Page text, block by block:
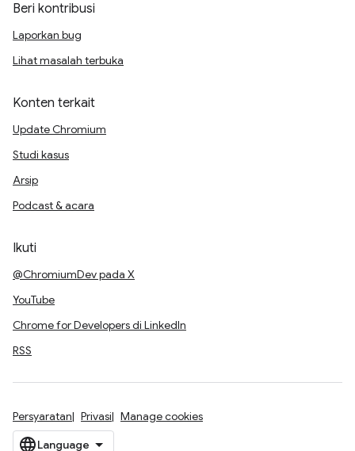
Beri kontribusi
Laporkan bug
Lihat masalah terbuka
Konten terkait
Update Chromium
Studi kasus
Arsip
Podcast & acara
Ikuti
@ChromiumDev pada X
YouTube
Chrome for Developers di LinkedIn
RSS
Persyaratan Privasi Manage cookies